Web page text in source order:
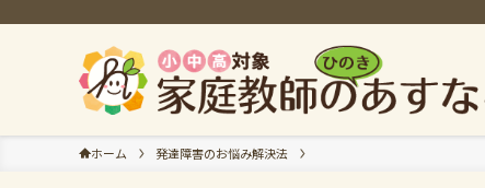
ホーム 発達障害のお悩み解決法